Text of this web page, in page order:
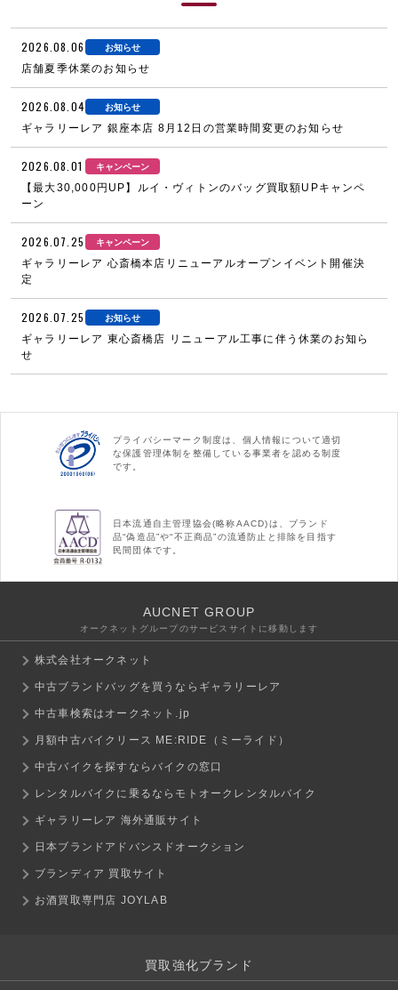
2026.08.06 お知らせ
店舗夏季休業のお知らせ
2026.08.04 お知らせ
ギャラリーレア 銀座本店 8月12日の営業時間変更のお知らせ
2026.08.01 キャンペーン
【最大30,000円UP】ルイ・ヴィトンのバッグ買取額UPキャンペ
ーン
2026.07.25 キャンペーン
ギャラリーレア 心斎橋本店リニューアルオープンイベント開催決
定
2026.07.25 お知らせ
ギャラリーレア 東心斎橋店 リニューアル工事に伴う休業のお知ら
せ
プライバシーマーク制度は、個人情報について適切
な保護管理体制を整備している事業者を認める制度
です。
日本流通自主管理協会(略称AACD)は、ブランド
品“偽造品”や“不正商品”の流通防止と排除を目指す
民間団体です。
AUCNET GROUP
オークネットグループのサービスサイトに移動します
株式会社オークネット
中古ブランドバッグを買うならギャラリーレア
中古車検索はオークネット.jp
月額中古バイクリース ME:RIDE（ミーライド）
中古バイクを探すならバイクの窓口
レンタルバイクに乗るならモトオークレンタルバイク
ギャラリーレア 海外通販サイト
日本ブランドアドバンスドオークション
ブランディア 買取サイト
お酒買取専門店 JOYLAB
買取強化ブランド